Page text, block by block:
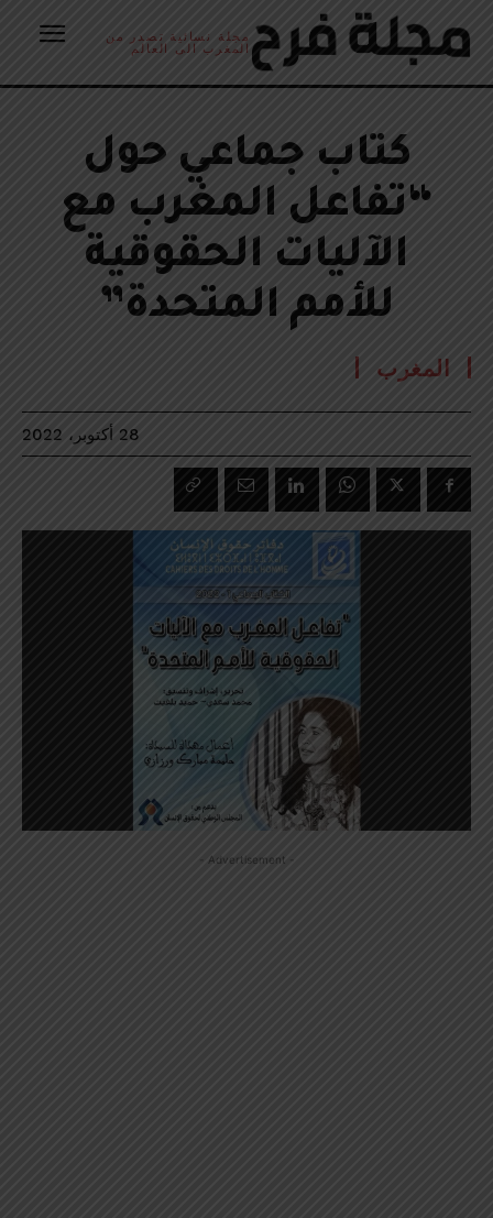
مجلة نسائية تصدر من
المغرب الى العالم
كتاب جماعي حول
“تفاعل المغرب مع
الآليات الحقوقية
للأمم المتحدة”
المغرب
28 أكتوبر، 2022
- Advertisement -